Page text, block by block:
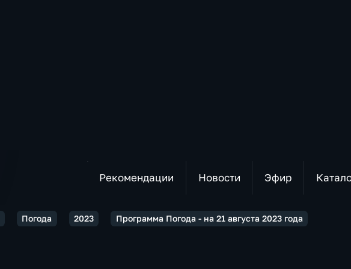
Рекомендации Новости Эфир
Погода 2023 Программа Погода - на 21 августа 2023 года